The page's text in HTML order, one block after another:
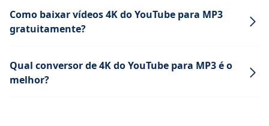
Como baixar vídeos 4K do YouTube para MP3
gratuitamente?
Qual conversor de 4K do YouTube para MP3 é o
melhor?